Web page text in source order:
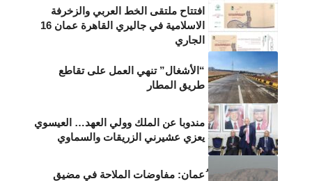
افتتاح ملتقى الخط العربي والزخرفة
الاسلامية في جاليري القاهرة عمان 16
الجاري
“الأشغال” تنهي العمل على تقاطع
طريق المطار
مندوبا عن الملك وولي العهد… العيسوي
يعزي عشيرني الزريقات والسماوي
ُعمان: مفاوضات الملاحة في مضيق